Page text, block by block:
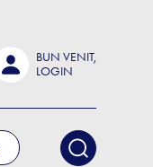
BUN VENIT,
LOGIN